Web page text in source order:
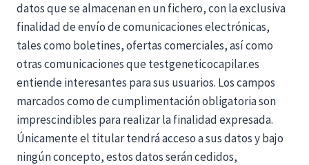
datos que se almacenan en un fichero, con la exclusiva
finalidad de envío de comunicaciones electrónicas,
tales como boletines, ofertas comerciales, así como
otras comunicaciones que testgeneticocapilar.es
entiende interesantes para sus usuarios. Los campos
marcados como de cumplimentación obligatoria son
imprescindibles para realizar la finalidad expresada.
Únicamente el titular tendrá acceso a sus datos y bajo
ningún concepto, estos datos serán cedidos,